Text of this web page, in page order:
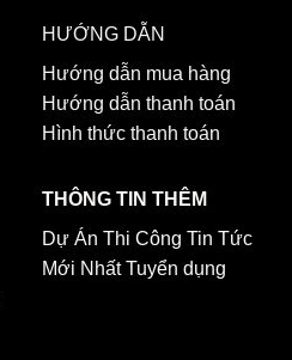
HƯỚNG DẪN
Hướng dẫn mua hàng
Hướng dẫn thanh toán
Hình thức thanh toán
THÔNG TIN THÊM
Dự Án Thi Công Tin Tức
Mới Nhất Tuyển dụng